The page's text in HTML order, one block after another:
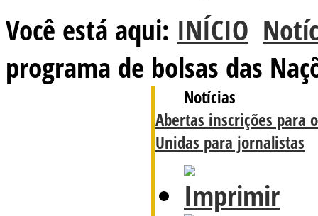
Você está aqui: INÍCIO
programa de bolsas das
Notícias
Abertas inscrições para
Unidas para jornalistas